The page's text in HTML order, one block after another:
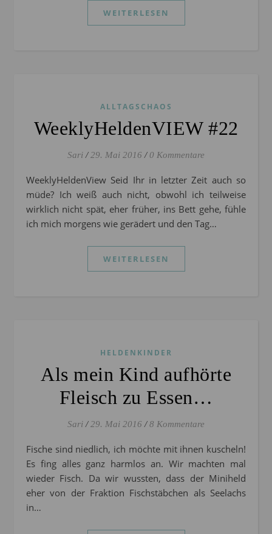
WEITERLESEN
ALLTAGSCHAOS
WeeklyHeldenVIEW #22
Sari / 29. Mai 2016 / 0 Kommentare
WeeklyHeldenView Seid Ihr in letzter Zeit auch so
müde? Ich weiß auch nicht, obwohl ich teilweise
wirklich nicht spät, eher früher, ins Bett gehe, fühle
ich mich morgens wie gerädert und den Tag…
WEITERLESEN
HELDENKINDER
Als mein Kind aufhörte
Fleisch zu Essen…
Sari / 29. Mai 2016 / 8 Kommentare
Fische sind niedlich, ich möchte mit ihnen kuscheln!
Es fing alles ganz harmlos an. Wir machten mal
wieder Fisch. Da wir wussten, dass der Miniheld
eher von der Fraktion Fischstäbchen als Seelachs
in…